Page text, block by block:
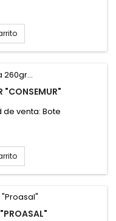
"CONSEMUR"
de venta: Bote